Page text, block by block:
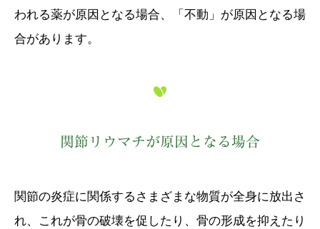
われる薬が原因となる場合、「不動」が原因となる場
合があります。
関節リウマチが原因となる場合
関節の炎症に関係するさまざまな物質が全身に放出さ
れ、これが骨の破壊を促したり、骨の形成を抑えたり